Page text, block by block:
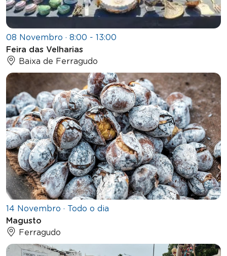
08 Novembro · 8:00 - 13:00
Feira das Velharias
Baixa de Ferragudo
14 Novembro · Todo o dia
Magusto
Ferragudo